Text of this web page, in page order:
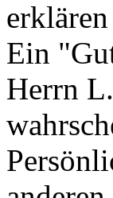
Ein
Herrn